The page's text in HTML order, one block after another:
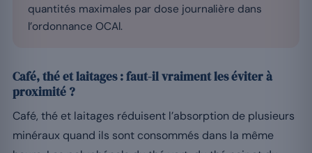
quantités maximales par dose journalière dans
l’ordonnance OCAl.
Café, thé et laitages : faut-il vraiment les éviter à
proximité ?
Café, thé et laitages réduisent l’absorption de plusieurs
minéraux quand ils sont consommés dans la même